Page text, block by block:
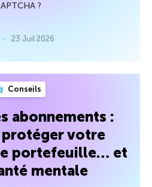
?
23 Juil 2026
Conseils
abonnements :
votre
portefeuille… et
mentale